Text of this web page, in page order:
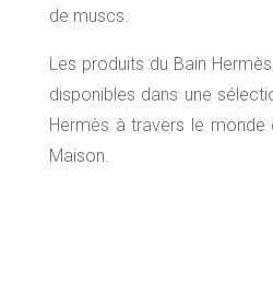
de muscs.
Les produits du Bain
disponibles dans une
Hermès à travers le
Maison.